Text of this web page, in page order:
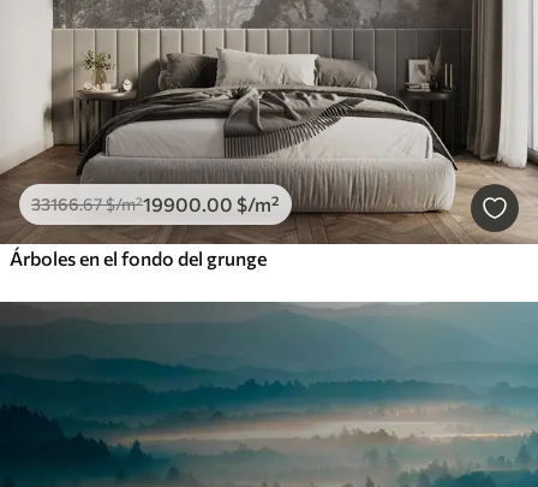
33166.67$/m²19900.00 $/m²
Árboles en el fondo del grunge